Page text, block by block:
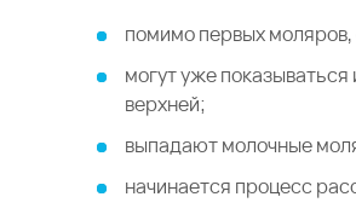
помимо первых
могут уже
верхней;
выпадают молочные
начинается процесс